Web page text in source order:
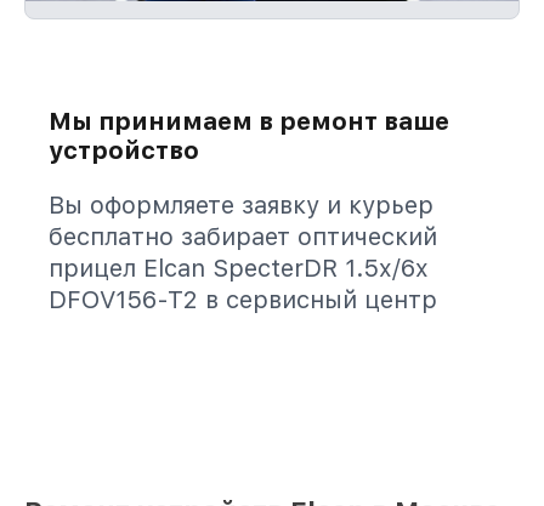
Мы принимаем в ремонт ваше
устройство
Вы оформляете заявку и курьер
бесплатно забирает оптический
прицел Elcan SpecterDR 1.5x/6x
DFOV156-T2 в сервисный центр